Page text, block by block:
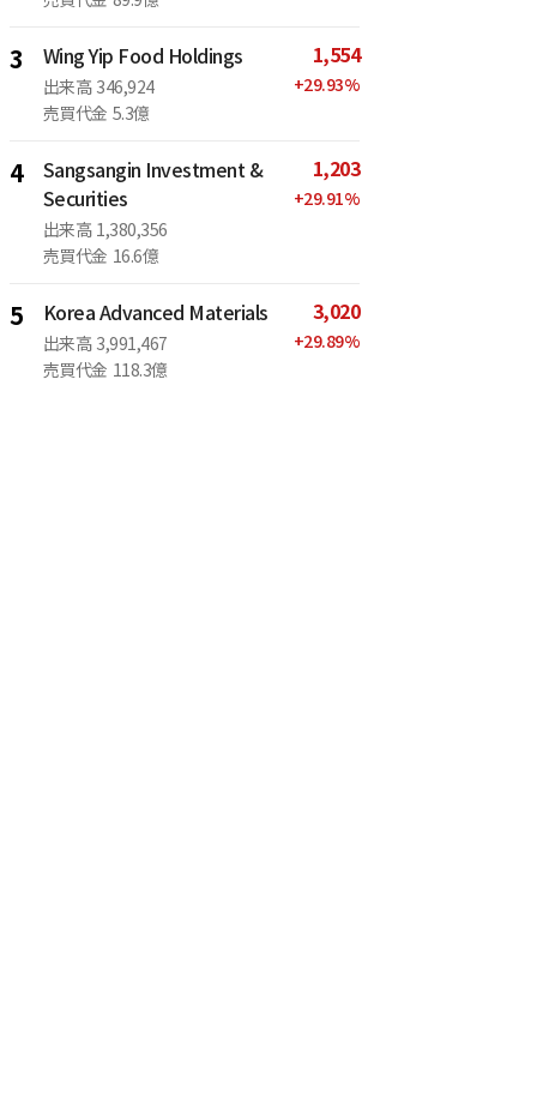
3 Wing Yip Food Holdings
出来高 346,924
売買代金 5.3億
1,554
+29.93%
4
Sangsangin Investment &
Securities
出来高 1,380,356
売買代金 16.6億
1,203
+29.91%
5 Korea Advanced Materials
出来高 3,991,467
売買代金 118.3億
3,020
+29.89%